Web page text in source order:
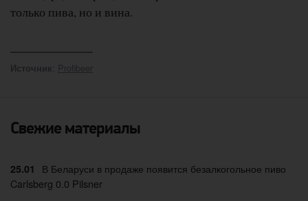
только пива, но и вина.
Источник Profibeer
Свежие материалы
25.01
В Беларуси в продаже появится безалкогольное пиво
Carlsberg 0.0 Pilsner